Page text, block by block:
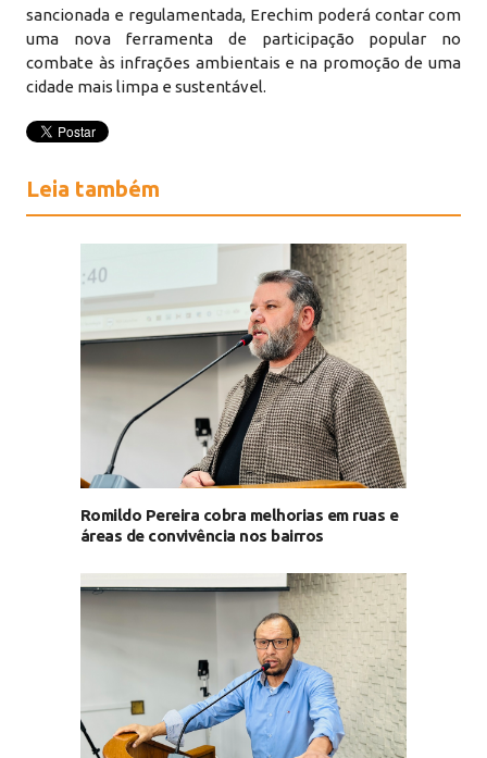
sancionada e regulamentada, Erechim poderá contar com
uma nova ferramenta de participação popular no
combate às infrações ambientais e na promoção de uma
cidade mais limpa e sustentável.
Leia também
Romildo Pereira cobra melhorias em ruas e
áreas de convivência nos bairros